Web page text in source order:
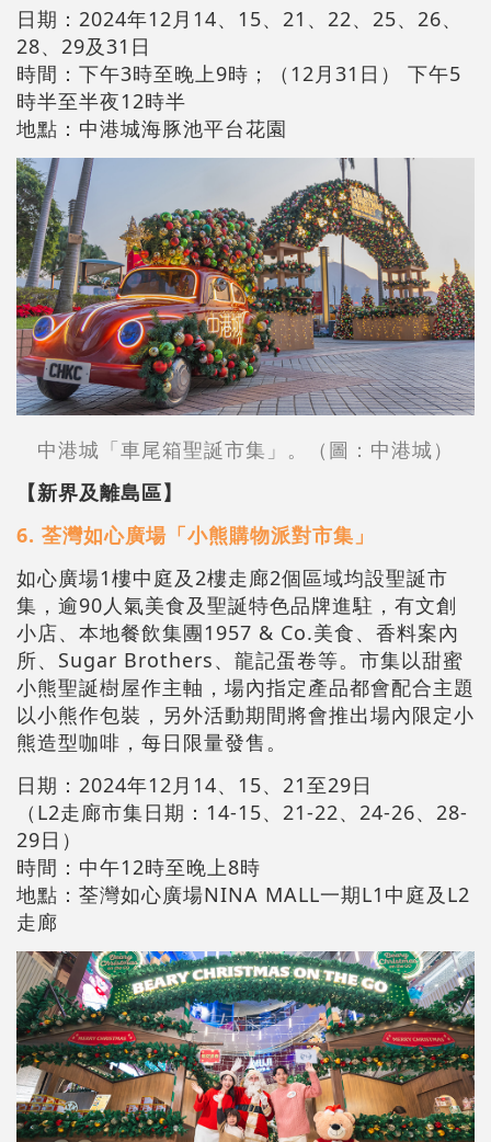
日期：2024年12月14、15、21、22、25、26、
28、29及31日
時間：下午3時至晚上9時；（12月31日） 下午5
時半至半夜12時半
地點：中港城海豚池平台花園
中港城「車尾箱聖誕市集」。 （圖： 中港城）
【新界及離島區】
6. 荃灣如心廣場「小熊購物派對市集」
如心廣場1樓中庭及2樓走廊2個區域均設聖誕市
集，逾90人氣美食及聖誕特色品牌進駐，有文創
小店、本地餐飲集團1957 & Co.美食、香料案內
所、Sugar Brothers、龍記蛋卷等。市集以甜蜜
小熊聖誕樹屋作主軸，場內指定產品都會配合主題
以小熊作包裝，另外活動期間將會推出場內限定小
熊造型咖啡，每日限量發售。
日期：2024年12月14、15、21至29日
（L2走廊市集日期：14-15、21-22、24-26、28-
29日）
時間：中午12時至晚上8時
地點：荃灣如心廣場NINA MALL一期L1中庭及L2
走廊